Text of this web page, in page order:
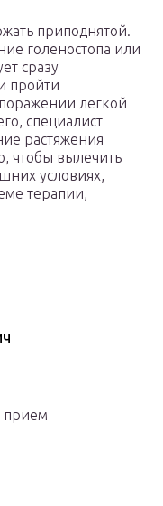
приподнятой.
голеностопа или
сразу
пройти
легкой
специалист
растяжения
чтобы вылечить
условиях,
терапии,
прием